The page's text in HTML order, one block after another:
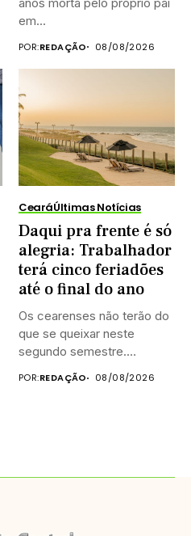
em...
POR:REDAÇÃO 08/08/2026
CearáÚltimas Notícias
Daqui pra frente é só
alegria: Trabalhador
terá cinco feriadões
até o final do ano
Os cearenses não terão do
que se queixar neste
segundo semestre.
POR:REDAÇÃO 08/08/2026